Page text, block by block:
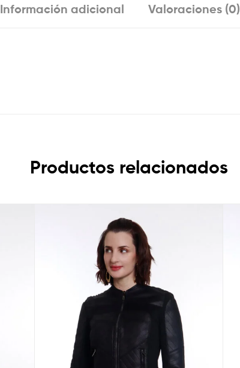
Información adicional Valoraciones (0)
Productos relacionados